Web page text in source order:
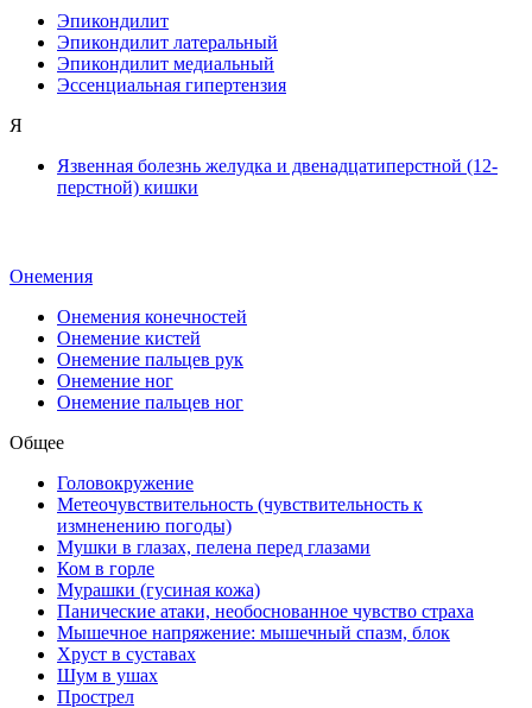
Эпикондилит
Эпикондилит латеральный
Эпикондилит медиальный
Эссенциальная гипертензия
Я
Язвенная болезнь желудка и двенадцатиперстной (12-
перстной) кишки
Онемения
Онемения конечностей
Онемение кистей
Онемение пальцев рук
Онемение ног
Онемение пальцев ног
Общее
Головокружение
Метеочувствительность (чувствительность к
измненению погоды)
Мушки в глазах, пелена перед глазами
Ком в горле
Мурашки (гусиная кожа)
Панические атаки, необоснованное чувство страха
Мышечное напряжение: мышечный спазм, блок
Хруст в суставах
Шум в ушах
Прострел